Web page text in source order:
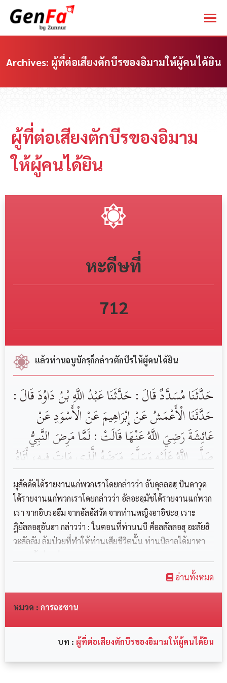
Archives: ผู้ที่ต่อเสียงตักบีรของอิมามให้ผู้คนได้ยิน
ผู้ที่ต่อเสียงตักบีรของอิมาม
ให้ผู้คนได้ยิน
หะดีษที่
712
แล้วท่านอบูบักรฺก็กล่าวตักบีรให้ผู้คนได้ยิน
‏حَدَّثَنَا ‏‏مُسَدَّدٌ ‏‏قَالَ : حَدَّثَنَا ‏‏عَبْدُ اللَّهِ بْنُ دَاوُدَ ‏‏قَالَ :
حَدَّثَنَا ‏‏الْأَعْمَشُ ‏عَنْ ‏‏إِبْرَاهِيمَ ‏عَنْ ‏الْأَسْوَدِ ‏‏عَنْ
‏عَائِشَةَ ‏رَضِيَ اللَّهُ عَنْهَا ‏قَالَتْ ‏: ‏لَمَّا مَرِضَ النَّبِيُّ
‏صَلَّى اللَّهُ عَلَيْهِ وَسَلَّمَ ‏ ‏مَرَضَهُ الَّذِي مَاتَ فِيهِ، أَتَاهُ
‏‏بِلَالٌ ‏‏يُوذِنُهُ بِالصَّلَاةِ، فَقَالَ ‏{ ‏مُرُوا ‏‏أَبَا بَكْرٍ ‏‏فَلْيُصَلِّ
} قُلْتُ : إِنَّ ‏‏أَبَا بَكْرٍ ‏رَجُلٌ ‏‏أَسِيفٌ ‏‏إِنْ يَقُمْ مَقَامَكَ
يَبْكِي فَلَا يَقْدِرُ عَلَى الْقِرَاءَةِ، فَقَالَ { مُرُوا ‏‏أَبَا بَكْرٍ
‏فَلْيُصَلِّ } فَقُلْتُ مِثْلَهُ، فَقَالَ فِي الثَّالِثَةِ أَوْ الرَّابِعَةِ {
فَصَلَّى وَخَرَجَ النَّبِيُّ ‏‏صَلَّى اللَّهُ عَلَيْهِ وَسَلَّمَ ‏يُهَادَى
‏‏بَيْنَ رَجُلَيْنِ كَأَنِّي أَنْظُرُ إِلَيْهِ ‏‏يَخُطُّ ‏‏بِرِجْلَيْهِ الْأَرْضَ،
فَتَأَخَّرَ ‏‏أَبُو بَكْرٍ ‏رَضِيَ اللَّهُ عَنْهُ، ‏وَقَعَدَ النَّبِيُّ ‏‏صَلَّى
اللَّهُ عَلَيْهِ وَسَلَّمَ ‏‏إِلَى جَنْبِهِ ‏‏وَأَبُو بَكْرٍ ‏ ‏يُسْمِعُ النَّاسَ
มุสัดดัดได้รายงานแก่พวกเราโดยกล่าวว่า อับดุลลอฮฺ บินดาวูด
ได้รายงานแก่พวกเราโดยกล่าวว่า อัลอะอฺมัชได้รายงานแก่พวก
เรา จากอิบรอฮีม จากอัลอัสวัด จากท่านหญิงอาอิชะฮฺ เราะ
ฎิยัลลอฮุอันฮา กล่าวว่า : ในตอนที่ท่านนบี ศ็อลลัลลอฮุ อะลัยฮิ
วะสัลลัม ล้มป่วยที่ทำให้ท่านเสียชีวิตนั้น ท่านบิลาลได้มาหา
อ่านทั้งหมด
หมวด : การอะซาน
บท : ผู้ที่ต่อเสียงตักบีรของอิมามให้ผู้คนได้ยิน